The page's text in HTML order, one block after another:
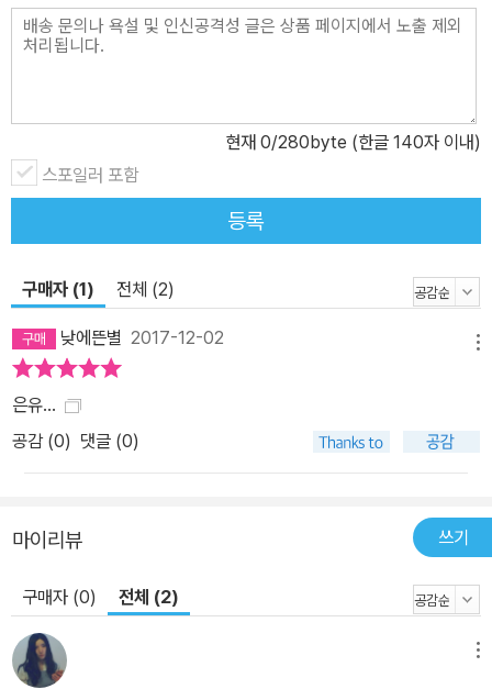
요의 ‘축음기’, 판 헤이르던과 프리브램의 ‘홀로그램’, 러멜하트의 ‘신
경망’. 기억을 수식하고 심지어 대체하는 이 은유들은 기억과 망각에
그런데 기억에 관한 은유의 역사에서 주목할 점은 은유가 단순한 보
조관념에 머물지 않는다는 데 있다. 말하자면 일종의 역전(逆轉) 현
상이 나타난다. 원관념(기억)은 베일에 가려져 실체가 불분명하고, 보
조관념을 통해서만 그 원관념을 설명할 수 있다면, 보조관념은 더 이
의 은유들은 기억의 특징이나 신비스러움을 가리키는 보조관념으로
적’ 연구가 시작된 19세기 이후 에빙하우스를 비롯한 심리학자들은
사진, 축음기, 컴퓨터, 홀로그램 같은 신기술의 작동 원리를 빌려 기억
의 비밀을 파헤치고자 했다. 이때의 은유들은 단순한 비유 대상이 아
니라 기억의 실체를 밝히는 열쇠였다. 점점 복잡해지는 과학기술의
발전을 목격하면서 학자들은 자신들이 기억의 실체에 점점 다가가고
진, 컴퓨터, 홀로그램에 이르기까지 은유의 주된 원천은 정보를 저장
억 은유는 고대 그리스에서 쓰기 도구였던 밀랍판이다. 플라톤의 《테
아이테토스》에서 소크라테스는 기억을 밀랍판과 같은 것으로 보고,
이 밀랍판은 뮤즈(학예의 여신)들의 어머니인 므네모시네(그리스 신
현재 0/280byte (한글 140자 이내)
스포일러 포함
등록
구매자 (1) 전체 (2)
낮에뜬별 2017-12-02
은유...
공감 (0) 댓글 (0)
마이리뷰 쓰기
구매자 (0) 전체 (2)